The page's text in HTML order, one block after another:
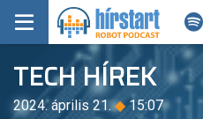
KEZDŐLAP
FRISS HÍREK
TECH HÍREK
2024. április 21.◆15:07